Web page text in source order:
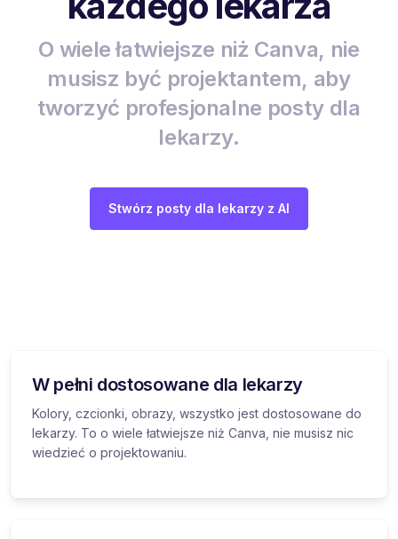
O wiele łatwiejsze niż Canva, nie
musisz być projektantem, aby
tworzyć profesjonalne posty dla
lekarzy.
Stwórz posty dla lekarzy z AI
W pełni dostosowane dla lekarzy
Kolory, czcionki, obrazy, wszystko jest dostosowane do
lekarzy. To o wiele łatwiejsze niż Canva, nie musisz nic
wiedzieć o projektowaniu.